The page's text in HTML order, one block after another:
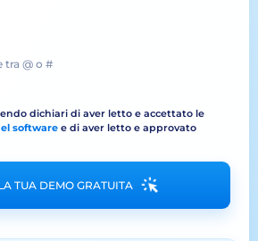
tra @ o #
dichiari di aver letto e accettato le
software e di aver letto e approvato
TUA DEMO GRATUITA